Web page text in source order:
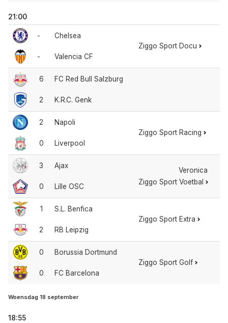
21:00
-
-
Chelsea
Valencia CF
Ziggo Sport Docu
6
2
FC Red Bull Salzburg
K.R.C. Genk
2
0
Napoli
Liverpool
Ziggo Sport Racing
3
0
Ajax
Lille OSC
Veronica
Ziggo Sport Voetbal
1
2
S.L. Benfica
RB Leipzig
Ziggo Sport Extra
0
0
Borussia Dortmund
FC Barcelona
Ziggo Sport Golf
Woensdag 18 september
18:55